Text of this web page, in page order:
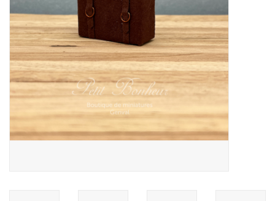
Fournitures bricolage
Bois
Noël
1/24ème